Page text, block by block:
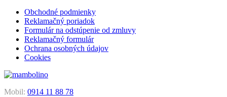
Obchodné podmienky
Reklamačný poriadok
Formulár na odstúpenie od zmluvy
Reklamačný formulár
Ochrana osobných údajov
Cookies
Mobil: 0914 11 88 78